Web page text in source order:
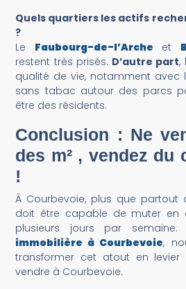
Quels quartiers les actifs
?
Le Faubourg-de-l’Arche et
restent très prisés. D’autre part,
qualité de vie, notamment avec
sans tabac autour des parcs
être des résidents.
Conclusion : Ne
des m² , vendez du
!
À Courbevoie, plus que partout
doit être capable de muter en
plusieurs jours par
immobilière à Courbevoie,
transformer cet atout en
vendre à Courbevoie.